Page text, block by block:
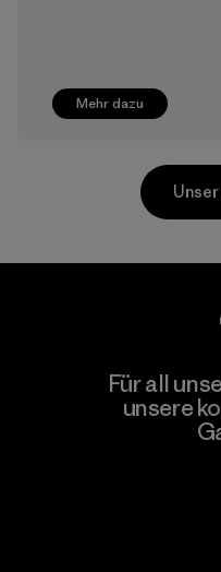
Mehr dazu
Supertex El
Für all
unsere